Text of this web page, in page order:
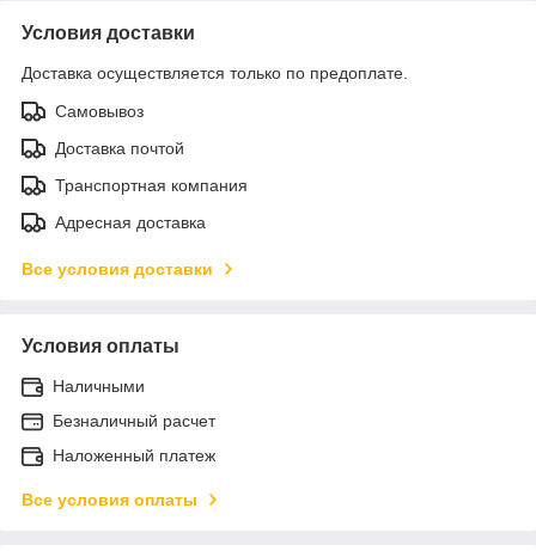
Условия доставки
Доставка осуществляется только по предоплате.
Самовывоз
Доставка почтой
Транспортная компания
Адресная доставка
Все условия доставки
Условия оплаты
Наличными
Безналичный расчет
Наложенный платеж
Все условия оплаты